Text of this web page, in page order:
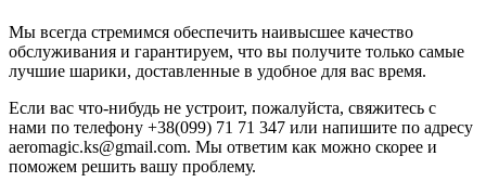
Мы всегда стремимся обеспечить наивысшее качество
обслуживания и гарантируем, что вы получите только самые
лучшие шарики, доставленные в удобное для вас время.
Если вас что-нибудь не устроит, пожалуйста, свяжитесь с
нами по телефону +38(099) 71 71 347 или напишите по адресу
aeromagic.ks@gmail.com. Мы ответим как можно скорее и
поможем решить вашу проблему.